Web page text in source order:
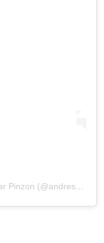
A post shared by Andres Hernando Bejar Pinzon (@andreshbejar)